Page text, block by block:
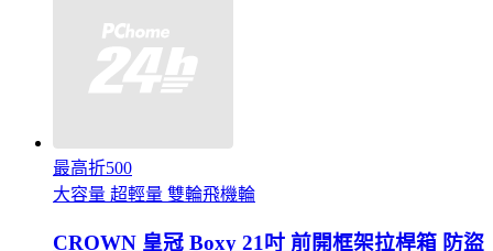
最高折500
大容量 超輕量 雙輪飛機輪
CROWN 皇冠 Boxy 21吋 前開框架拉桿箱 防盜